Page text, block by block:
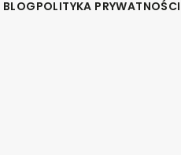
BLOGPOLITYKA PRYWATNOŚCI